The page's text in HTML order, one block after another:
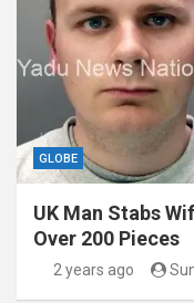
GLOBE
UK Man Stabs
Over 200 Pieces
2 years ago